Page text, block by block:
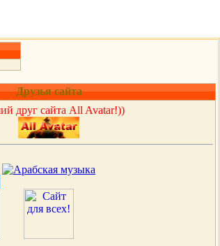
Друзья сайта
друг сайта All Avatar!))